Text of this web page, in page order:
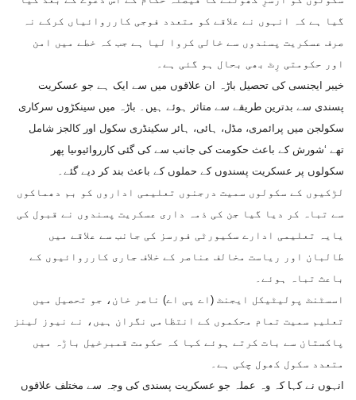
گیا ہے کہ انہوں نے علاقے کو متعدد فوجی کارروائیاں کرکے نہ
صرف عسکریت پسندوں سے خالی کروا لیا ہے جب کہ خطے میں امن
اور حکومتی رِٹ بھی بحال ہو گئی ہے۔
خیبر ایجنسی کی تحصیل باڑہ ان علاقوں میں سے ایک ہے جو عسکریت
پسندی سے بدترین طریقے سے متاثر ہوئے ہیں۔ باڑہ میں سینکڑوں سرکاری
سکولجن میں پرائمری، مڈل، ہائی، ہائر سکینڈری سکول اور کالجز شامل
تھے ‘شورش کے باعث حکومت کی جانب سے کی گئی کارروائیوںیا پھر
سکولوں پر عسکریت پسندوں کے حملوں کے باعث بند کر دیے گئے۔
لڑکیوں کے سکولوں سمیت درجنوں تعلیمی اداروں کو بم دھماکوں
سے تباہ کر دیا گیا جن کی ذمہ داری عسکریت پسندوں نے قبول کی
یایہ تعلیمی ادارے سکیورٹی فورسز کی جانب سے علاقے میں
طالبان اور ریاست مخالف عناصر کے خلاف جاری کارروائیوں کے
باعث تباہ ہوئے۔
اسسٹنٹ پولیٹیکل ایجنٹ (اے پی اے) ناصر خان، جو تحصیل میں
تعلیم سمیت تمام محکموں کے انتظامی نگران ہیں، نے نیوز لینز
پاکستان سے بات کرتے ہوئے کہا کہ حکومت قمبرخیل باڑہ میں
متعدد سکول کھول چکی ہے۔
انہوں نے کہا کہ وہ عملہ جو عسکریت پسندی کی وجہ سے مختلف علاقوں